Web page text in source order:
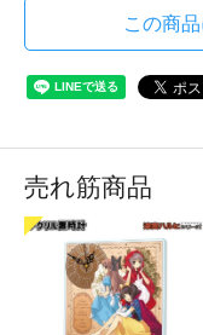
この商
売れ筋商品